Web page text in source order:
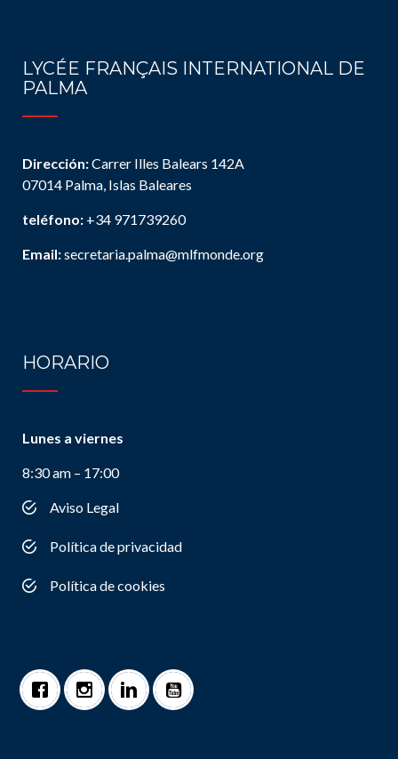
LYCÉE FRANÇAIS INTERNATIONAL DE
PALMA
Dirección:Carrer Illes Balears 142A
07014 Palma, Islas Baleares
teléfono: +34 971739260
Email:secretaria.palma@mlfmonde.org
HORARIO
Lunes a viernes
8:30 am – 17:00
Aviso Legal
Política de privacidad
Política de cookies